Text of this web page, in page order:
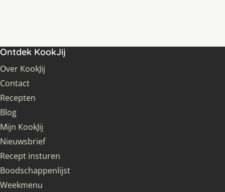
Ontdek KookJij
Over KookJij
Contact
Recepten
Blog
Mijn KookJij
Nieuwsbrief
Recept insturen
Boodschappenlijst
Weekmenu